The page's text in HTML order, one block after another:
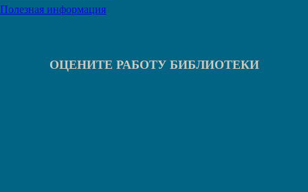
Полезная информация
ОЦЕНИТЕ РАБОТУ БИБЛИОТЕКИ